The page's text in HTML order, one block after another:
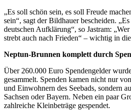
„Es soll schön sein, es soll Freude
sein“, sagt der Bildhauer bescheiden.
deutschen Aufklärung“, so Jastram:
strebt auch nach Frieden“ – wichtig in
Neptun-Brunnen komplett durch
Über 260.000 Euro Spendengelder
gesammelt. Spenden kamen nicht nur
und Einwohnern des Seebads, sondern
Sachsen oder Bayern. Neben ein paar
zahlreiche Kleinbeträge gespendet.